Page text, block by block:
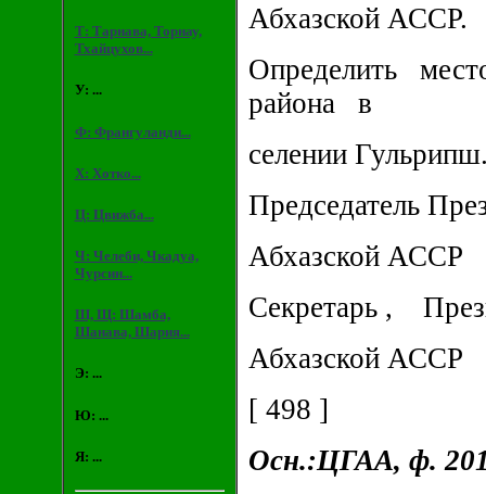
Т: Тарнава, Торнау,
Тхайцухов...
У: ...
Ф: Франгуланди...
Х: Хотко...
Ц: Цвижба...
Ч: Челеби, Чкадуа,
Чурсин...
Ш, Щ: Шамба,
Шанава, Шария...
Э: ...
Ю: ...
Я: ...
Абхазской АССР.
Определить
района в
селении
Председатель
Абхазской АССР
Секретарь ,
Абхазской
[ 498 ]
Осн.:ЦГАА, ф.